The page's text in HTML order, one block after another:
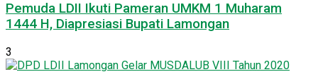
Pemuda LDII Ikuti Pameran UMKM 1 Muharam
1444 H, Diapresiasi Bupati Lamongan
3